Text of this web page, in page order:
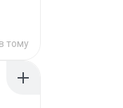
тому